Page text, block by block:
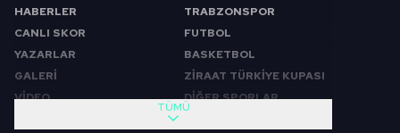
HABERLER
CANLI SKOR
YAZARLAR
GALERİ
VİDEO
TRABZONSPOR
FUTBOL
BASKETBOL
ZİRAAT TÜRKİYE KUPASI
DİĞER SPORLAR
TÜMÜ